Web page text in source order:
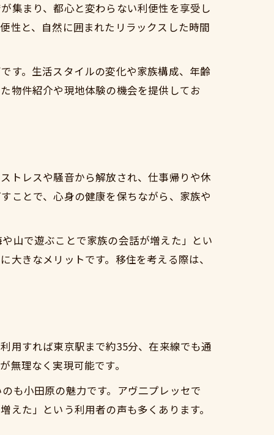
ト
集まり、都心と変わらない利便性を享受し
性と、自然に囲まれたリラックスした時間
す。生活スタイルの変化や家族構成、年齢
物件紹介や現地体験の機会を提供してお
トレスや騒音から解放され、仕事帰りや休
ことで、心身の健康を保ちながら、家族や
山で遊ぶことで家族の会話が増えた」とい
きなメリットです。移住を考える際は、
用すれば東京駅まで約35分、在来線でも通
理なく実現可能です。
も小田原の魅力です。アヴ二プレッセで
た」という利用者の声も多くあります。